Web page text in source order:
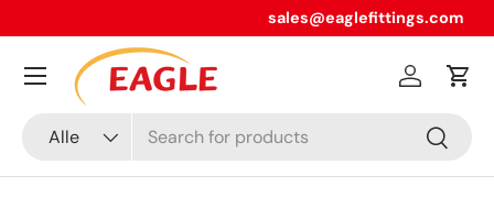
Direkt zum Inhalt
sales@eaglefittings.com
Alle Suchen
Einloggen
Menü